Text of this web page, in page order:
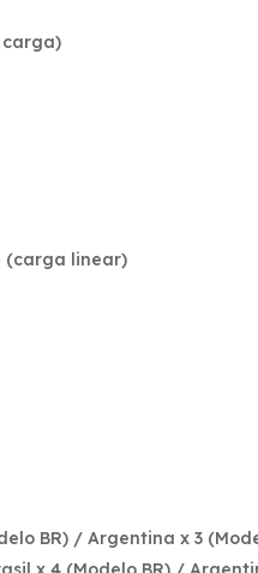
carga)
(carga linear)
BR) / Argentina x 3